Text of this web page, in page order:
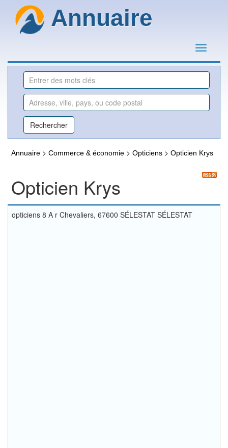
Annuaire
Annuaire > Commerce & économie > Opticiens > Opticien Krys
Opticien Krys
opticiens 8 A r Chevaliers, 67600 SÉLESTAT SÉLESTAT